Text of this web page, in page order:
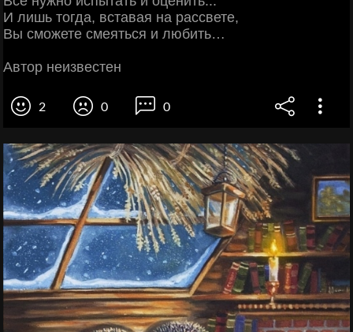
И лишь тогда, вставая на рассвете,
Вы сможете смеяться и любить…
Автор неизвестен
2 0 0